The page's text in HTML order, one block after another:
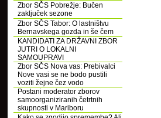
Zbor SČS Pobrežje: Bučen
zaključek sezone
Zbor SČS Tabor: O lastništvu
Bernavskega gozda in še čem
KANDIDATI ZA DRŽAVNI ZBOR
JUTRI O LOKALNI
SAMOUPRAVI
Zbor SČS Nova vas: Prebivalci
Nove vasi se ne bodo pustili
voziti žejne čez vodo
Postani moderator zborov
samoorganiziranih četrtnih
skupnosti v Mariboru